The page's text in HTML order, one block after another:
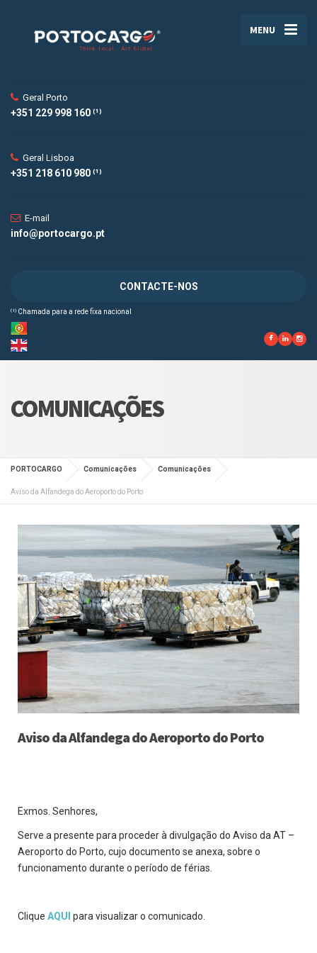
MENU
Geral Porto
+351 229 998 160 ⁽¹⁾
Geral Lisboa
+351 218 610 980 ⁽¹⁾
E-mail
info@portocargo.pt
CONTACTE-NOS
⁽¹⁾ Chamada para a rede fixa nacional
COMUNICAÇÕES
PORTOCARGO Comunicações Comunicações
Aviso da Alfandega do Aeroporto do Porto
Aviso da Alfandega do Aeroporto do Porto
Exmos. Senhores,
Serve a presente para proceder à divulgação do Aviso da AT –
Aeroporto do Porto, cujo documento se anexa, sobre o
funcionamento durante o período de férias.
Clique AQUI para visualizar o comunicado.